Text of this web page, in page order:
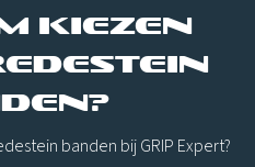
kiezen
banden bij GRIP Expert?